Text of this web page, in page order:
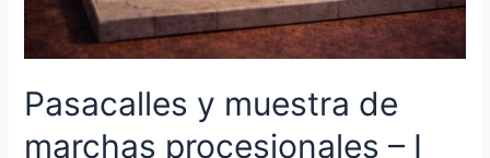
Pasacalles y muestra de
marchas procesionales – I